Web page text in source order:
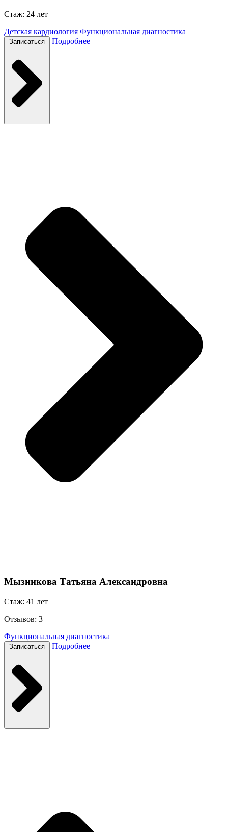
Стаж: 24 лет
Детская кардиология Функциональная диагностика
Записаться Подробнее
Мызникова Татьяна Александровна
Стаж: 41 лет
Отзывов: 3
Функциональная диагностика
Записаться Подробнее